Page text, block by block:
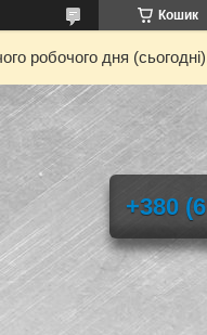
Кошик
робочого дня
+380